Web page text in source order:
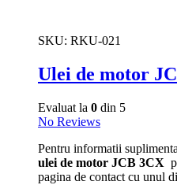
SKU: RKU-021
Ulei de motor
Evaluat la 0 din 5
No Reviews
Pentru informatii
ulei de motor JCB 3CX
pagina de contact cu unul